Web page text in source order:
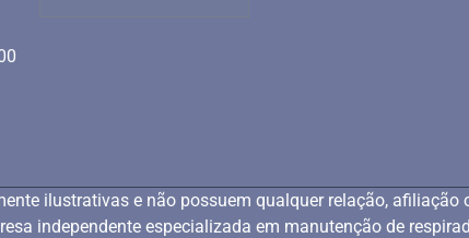
ilustrativas e não possuem qualquer relação,
independente especializada em manutenção de